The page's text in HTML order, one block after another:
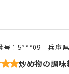
号： 5***09 兵庫
炒め物の調味